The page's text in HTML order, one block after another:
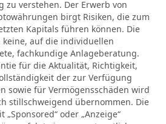
zu verstehen. Der Erwerb von
birgt Risiken, die zum
Kapitals führen können. Die
auf die individuellen
fachkundige Anlageberatung.
für die Aktualität, Richtigkeit,
der zur Verfügung
sowie für Vermögensschäden wird
stillschweigend übernommen. Die
oder „Anzeige“